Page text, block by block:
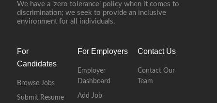
We have a ‘zero tolerance’ policy when it comes to
discrimination; we seek to provide an inclusive
environment for all individuals.
For
Candidates
Browse Jobs
Submit Resume
For Employers
Employer
Dashboard
Add Job
Contact Us
Contact Our
Team